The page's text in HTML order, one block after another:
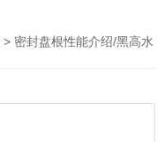
> 密封盘根性能介绍/黑高水基盘根比重